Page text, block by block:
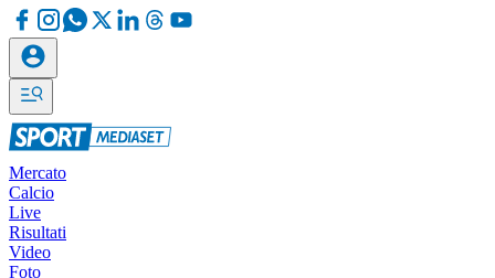
Mercato
Calcio
Live
Risultati
Video
Foto